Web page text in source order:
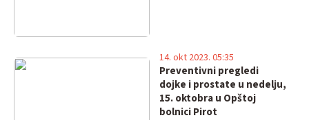
Preventivni pregledi
dojke i prostate u nedelju,
15. oktobra u Opštoj
bolnici Pirot
14. okt 2023. 05:35